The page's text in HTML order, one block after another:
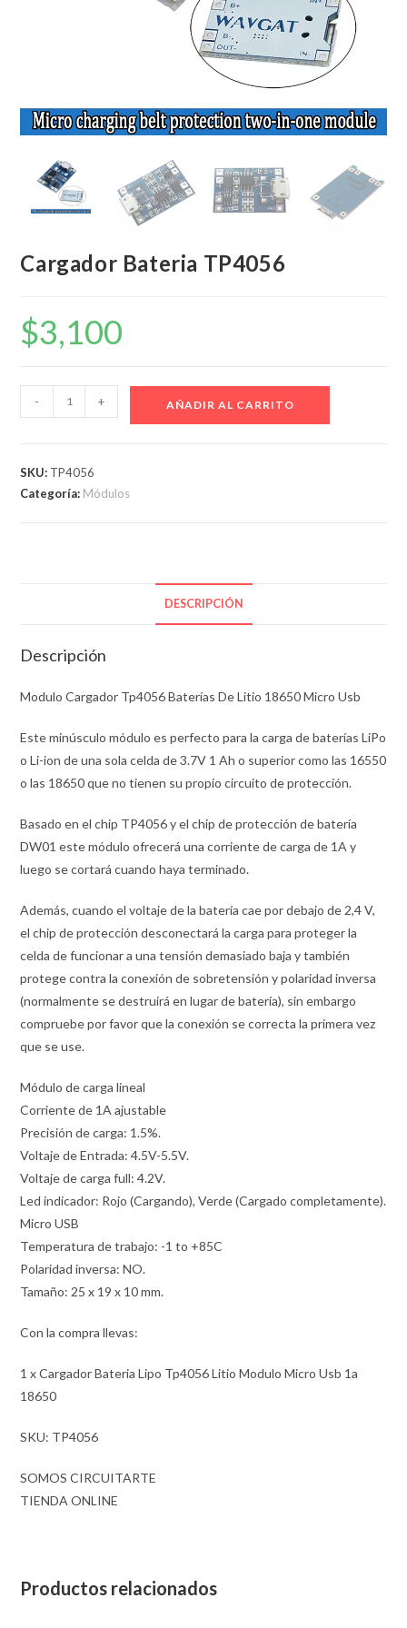
Cargador Bateria TP4056
$3,100
Cargador
Bateria
- + AÑADIR AL CARRITO
SKU: TP4056
Categoría: Módulos
DESCRIPCIÓN
Descripción
Modulo Cargador Tp4056 Baterías De Litio 18650 Micro Usb
Este minúsculo módulo es perfecto para la carga de baterías LiPo
o Li-ion de una sola celda de 3.7V 1 Ah o superior como las 16550
o las 18650 que no tienen su propio circuito de protección.
Basado en el chip TP4056 y el chip de protección de batería
DW01 este módulo ofrecerá una corriente de carga de 1A y
luego se cortará cuando haya terminado.
Además, cuando el voltaje de la batería cae por debajo de 2,4 V,
el chip de protección desconectará la carga para proteger la
celda de funcionar a una tensión demasiado baja y también
protege contra la conexión de sobretensión y polaridad inversa
(normalmente se destruirá en lugar de batería), sin embargo
compruebe por favor que la conexión se correcta la primera vez
que se use.
Módulo de carga lineal
Corriente de 1A ajustable
Precisión de carga: 1.5%.
Voltaje de Entrada: 4.5V-5.5V.
Voltaje de carga full: 4.2V.
Led indicador: Rojo (Cargando), Verde (Cargado completamente).
Micro USB
Temperatura de trabajo: -1 to +85C
Polaridad inversa: NO.
Tamaño: 25 x 19 x 10 mm.
Con la compra llevas:
1 x Cargador Bateria Lipo Tp4056 Litio Modulo Micro Usb 1a
18650
SKU: TP4056
SOMOS CIRCUITARTE
TIENDA ONLINE
Productos relacionados